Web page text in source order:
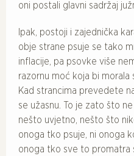
oni postali glavni sadržaj
Ipak, postoji i zajednička
obje strane psuje se tako
inflacije, pa psovke više
razornu moć koja bi morala
Kad strancima prevedete
se užasnu. To je zato što
nešto uvjetno, nešto što
onoga tko psuje, ni onoga
onoga tko sve to promatra